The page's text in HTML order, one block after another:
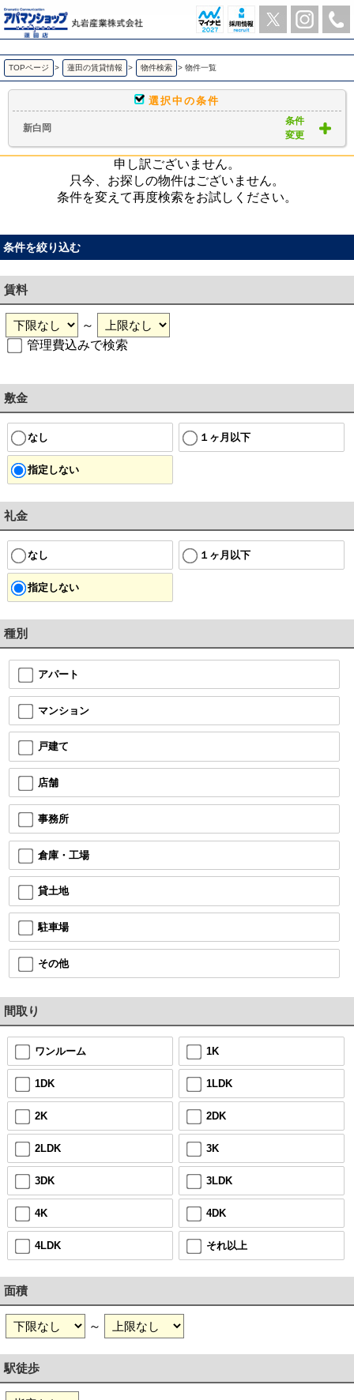
新白岡 ｜賃貸物件一覧｜ アパマンショップ蓮田店-丸岩産業株式会社-
TOPページ > 蓮田の賃貸情報 > 物件検索 > 物件一覧
選択中の条件
新白岡
条件
変更
申し訳ございません。
只今、お探しの物件はございません。
条件を変えて再度検索をお試しください。
条件を絞り込む
賃料
～
管理費込みで検索
敷金
なし １ヶ月以下
指定しない
礼金
なし １ヶ月以下
指定しない
種別
アパート
マンション
戸建て
店舗
事務所
倉庫・工場
貸土地
駐車場
その他
間取り
ワンルーム 1K
1DK 1LDK
2K 2DK
2LDK 3K
3DK 3LDK
4K 4DK
4LDK それ以上
面積
～
駅徒歩